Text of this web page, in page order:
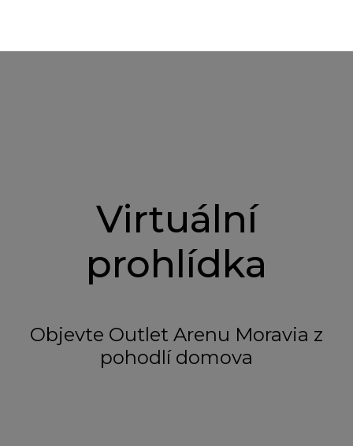
Virtuální
prohlídka
Objevte Outlet Arenu Moravia z
pohodlí domova